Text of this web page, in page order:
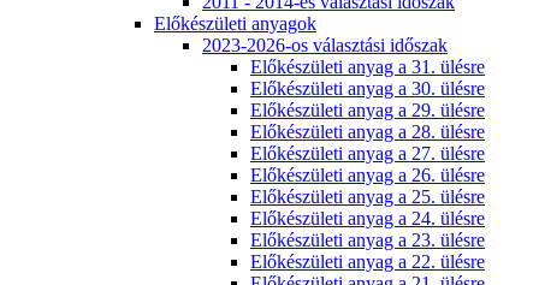
Előkészületi anyagok
2023-2026-os választási időszak
Előkészületi anyag a 31. ülésre
Előkészületi anyag a 30. ülésre
Előkészületi anyag a 29. ülésre
Előkészületi anyag a 28. ülésre
Előkészületi anyag a 27. ülésre
Előkészületi anyag a 26. ülésre
Előkészületi anyag a 25. ülésre
Előkészületi anyag a 24. ülésre
Előkészületi anyag a 23. ülésre
Előkészületi anyag a 22. ülésre